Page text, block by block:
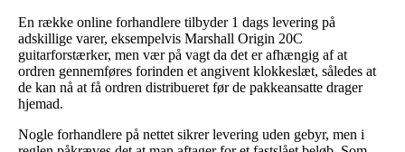
En række online forhandlere tilbyder 1 dags levering på
adskillige varer, eksempelvis Marshall Origin 20C
guitarforstærker, men vær på vagt da det er afhængig af at
ordren gennemføres forinden et angivent klokkeslæt, således at
de kan nå at få ordren distribueret før de pakkeansatte drager
hjemad.
Nogle forhandlere på nettet sikrer levering uden gebyr, men i